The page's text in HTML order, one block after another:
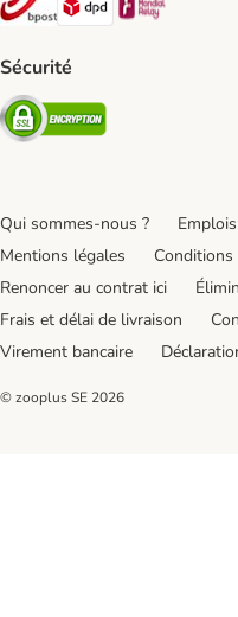
Sécurité
Security
Qui sommes-nous ? Emplois
Mentions légales
Conditions
Renoncer au contrat ici
Frais et délai de livraison
Virement bancaire
© zooplus SE 2026